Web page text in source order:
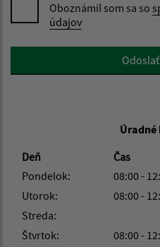
Oboznámil som sa so
údajov
Google reCaptcha Response
Úradné
Deň
Čas
Pondelok:
08:00 -
Utorok:
08:00 -
Streda:
Štvrtok:
08:00 -